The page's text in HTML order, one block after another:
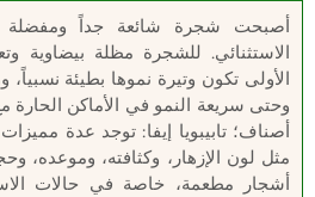
أصبحت شجرة شائعة جداً ومفضلة
الاستثنائي. للشجرة مظلة بيضاوية
الأولى تكون وتيرة نموها بطيئة
وحتى سريعة النمو في الأماكن الحارة
أصناف؛ تابيبويا إيفا: توجد عدة
مثل لون الإزهار، وكثافته، وموعده،
أشجار مطعمة، خاصة في حالات